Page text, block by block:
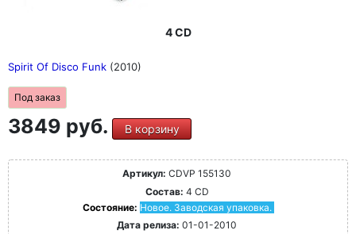
4 CD
Spirit Of Disco Funk (2010)
Под заказ
3849 руб. В корзину
Артикул: CDVP 155130
Состав: 4 CD
Состояние: Новое. Заводская упаковка.
Дата релиза: 01-01-2010